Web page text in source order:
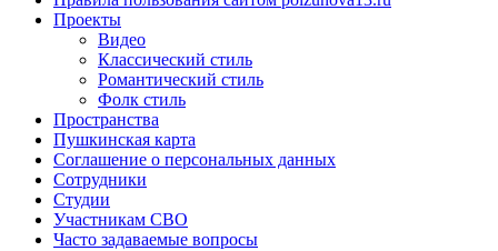
Проекты
Видео
Классический стиль
Романтический стиль
Фолк стиль
Пространства
Пушкинская карта
Соглашение о персональных данных
Сотрудники
Студии
Участникам СВО
Часто задаваемые вопросы